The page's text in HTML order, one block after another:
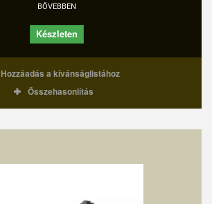
BŐVEBBEN
Készleten
Hozzáadás a kívánságlistához
Összehasonlítás